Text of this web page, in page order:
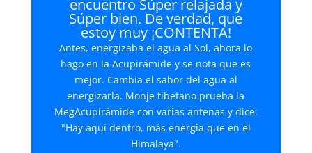
encuentro Súper relajada y
Súper bien. De verdad, que
estoy muy ¡CONTENTA!
Antes, energizaba el agua al Sol, ahora lo
hago en la Acupirámide y se nota que es
mejor. Cambia el sabor del agua al
energizarla. Monje tibetano prueba la
MegAcupirámide con varias antenas y dice:
"Hay aquí dentro, más energía que en el
Himalaya".